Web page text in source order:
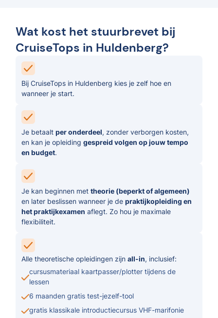
Wat kost het stuurbrevet bij
CruiseTops in Huldenberg?
Bij CruiseTops in Huldenberg kies je zelf hoe en
wanneer je start.
Je betaalt per onderdeel, zonder verborgen kosten,
en kan je opleiding gespreid volgen op jouw tempo
en budget.
Je kan beginnen met theorie (beperkt of algemeen)
en later beslissen wanneer je de praktijkopleiding en
het praktijkexamen aflegt. Zo hou je maximale
flexibiliteit.
Alle theoretische opleidingen zijn all-in, inclusief:
cursusmateriaal kaartpasser/plotter tijdens de
lessen
6 maanden gratis test-jezelf-tool
gratis klassikale introductiecursus VHF-marifonie